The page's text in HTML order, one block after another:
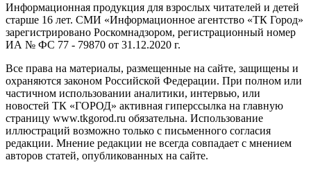
Информационная продукция для взрослых читателей и детей
старше 16 лет. СМИ «Информационное агентство «ТК Город»
зарегистрировано Роскомнадзором, регистрационный номер
ИА № ФС 77 - 79870 от 31.12.2020 г.
Все права на материалы, размещенные на сайте, защищены и
охраняются законом Российской Федерации. При полном или
частичном использовании аналитики, интервью, или
новостей ТК «ГОРОД» активная гиперссылка на главную
страницу www.tkgorod.ru обязательна. Использование
иллюстраций возможно только с письменного согласия
редакции. Мнение редакции не всегда совпадает с мнением
авторов статей, опубликованных на сайте.